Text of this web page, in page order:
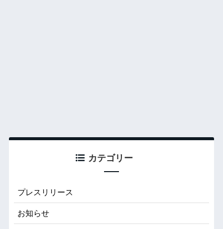
カテゴリー
プレスリリース
お知らせ